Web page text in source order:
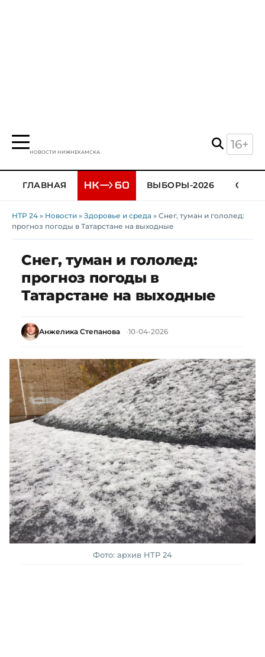
НОВОСТИ НИЖНЕКАМСКА
16+
ГЛАВНАЯ ВЫБОРЫ-2026
НТР 24 » Новости » Здоровье и среда » Снег, туман и гололед:
прогноз погоды в Татарстане на выходные
Снег, туман и гололед:
прогноз погоды в
Татарстане на выходные
Анжелика Степанова 10-04-2026
Фото: архив НТР 24